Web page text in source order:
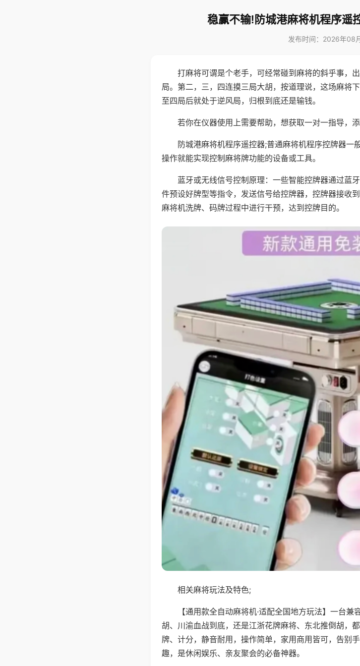
稳赢不输!防城港麻将机程序遥
发布时间：2026年08
打麻将可谓是个老手，可经常碰到麻将的斜乎事，
局。第二，三，四连摸三局大胡，按道理说，这场麻将
至四局后就处于逆风局，归根到底还是输钱。
若你在仪器使用上需要帮助，想获取一对一指导，
防城港麻将机程序遥控器;普通麻将机程序控牌器一
操作就能实现控制麻将牌功能的设备或工具。
蓝牙或无线信号控制原理：一些智能控牌器通过蓝
件预设好牌型等指令，发送信号给控牌器，控牌器接收
麻将机洗牌、码牌过程中进行干预，达到控牌目的。
相关麻将玩法及特色;
【通用款全自动麻将机·适配全国地方玩法】一台
胡、川渝血战到底，还是江浙花牌麻将、东北推倒胡，
牌、计分，静音耐用，操作简单，家用商用皆可，告别
趣，是休闲娱乐、亲友聚会的必备神器。